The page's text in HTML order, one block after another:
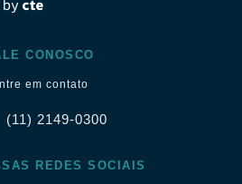
CONOSCO
em contato
(11) 2149-0300
REDES SOCIAIS